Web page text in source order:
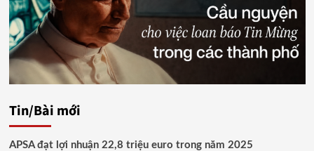
Tin/Bài mới
APSA đạt lợi nhuận 22,8 triệu euro trong năm 2025